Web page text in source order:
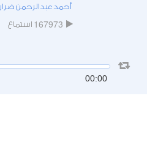
أحمد عبدالرحمن ضرار
167973 استماع
00:00